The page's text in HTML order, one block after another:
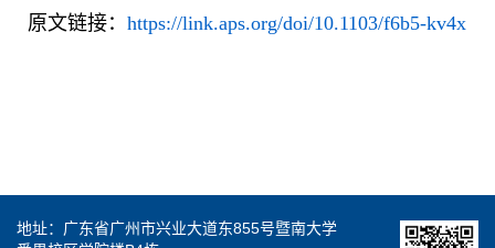
原文链接： https://link.aps.org/doi/10.1103/f6b5-kv4x
地址：广东省广州市兴业大道东855号暨南大学